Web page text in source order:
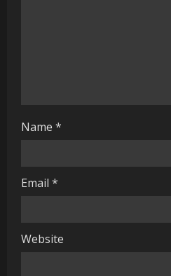
Name *
Email *
Website